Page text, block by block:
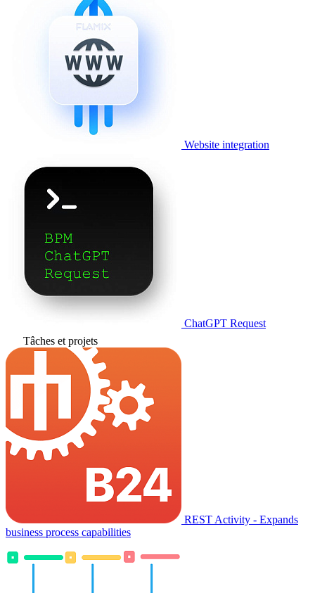
Website integration
ChatGPT Request
Tâches et projets
REST Activity - Expands
business process capabilities